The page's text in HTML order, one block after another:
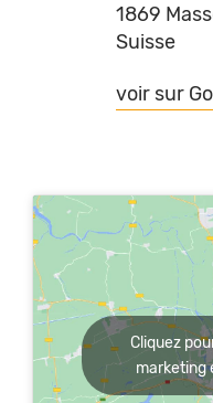
1869
Suisse
voir sur
Cliquez
marketing